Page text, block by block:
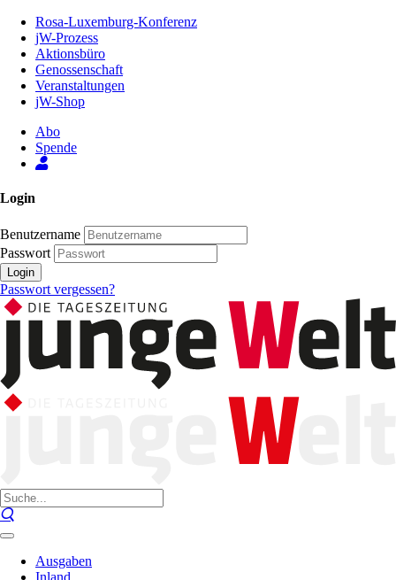
Inhalt
Seite
Rosa-Luxemburg-Konferenz
jW-Prozess
Aktionsbüro
Genossenschaft
Veranstaltungen
jW-Shop
Abo
Spende
Login
Benutzername
Passwort
Login
Passwort vergessen?
Ausgaben
Inland